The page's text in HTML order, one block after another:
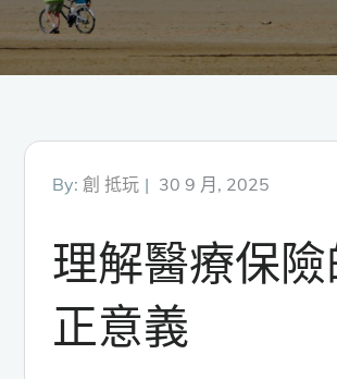
By:創 抵玩
Posted
30 9 月, 2025
理解醫療保險
正意義